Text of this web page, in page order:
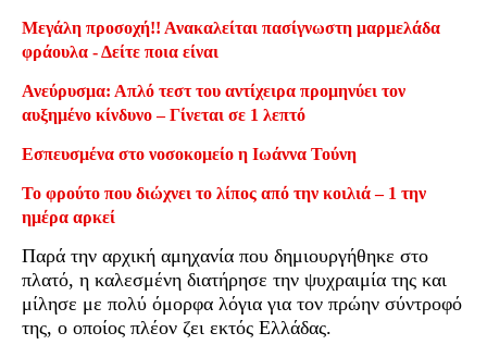
Μεγάλη προσοχή!! Ανακαλείται πασίγνωστη μαρμελάδα
φράουλα - Δείτε ποια είναι
Ανεύρυσμα: Απλό τεστ του αντίχειρα προμηνύει τον
αυξημένο κίνδυνο – Γίνεται σε 1 λεπτό
Εσπευσμένα στο νοσοκομείο η Ιωάννα Τούνη
Το φρούτο που διώχνει το λίπος από την κοιλιά – 1 την
ημέρα αρκεί
Παρά την αρχική αμηχανία που δημιουργήθηκε στο
πλατό, η καλεσμένη διατήρησε την ψυχραιμία της και
μίλησε με πολύ όμορφα λόγια για τον πρώην σύντροφό
της, ο οποίος πλέον ζει εκτός Ελλάδας.